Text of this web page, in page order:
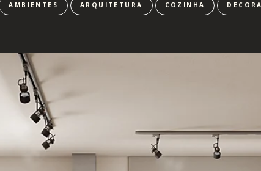
AMBIENTES ARQUITETURA COZINHA